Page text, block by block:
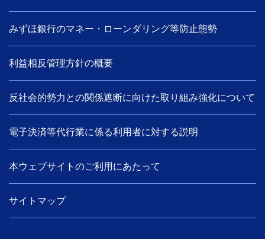
みずほ銀行のマネー・ローンダリング等防止態勢
利益相反管理方針の概要
反社会的勢力との関係遮断に向けた取り組み強化について
電子決済等代行業に係る利用者に対する説明
本ウェブサイトのご利用にあたって
サイトマップ